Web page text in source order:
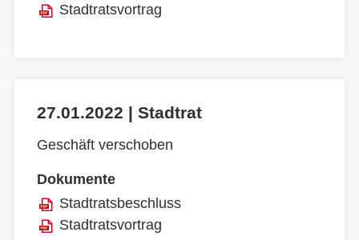
Stadtratsvortrag
27.01.2022 | Stadtrat
Geschäft verschoben
Dokumente
Stadtratsbeschluss
Stadtratsvortrag